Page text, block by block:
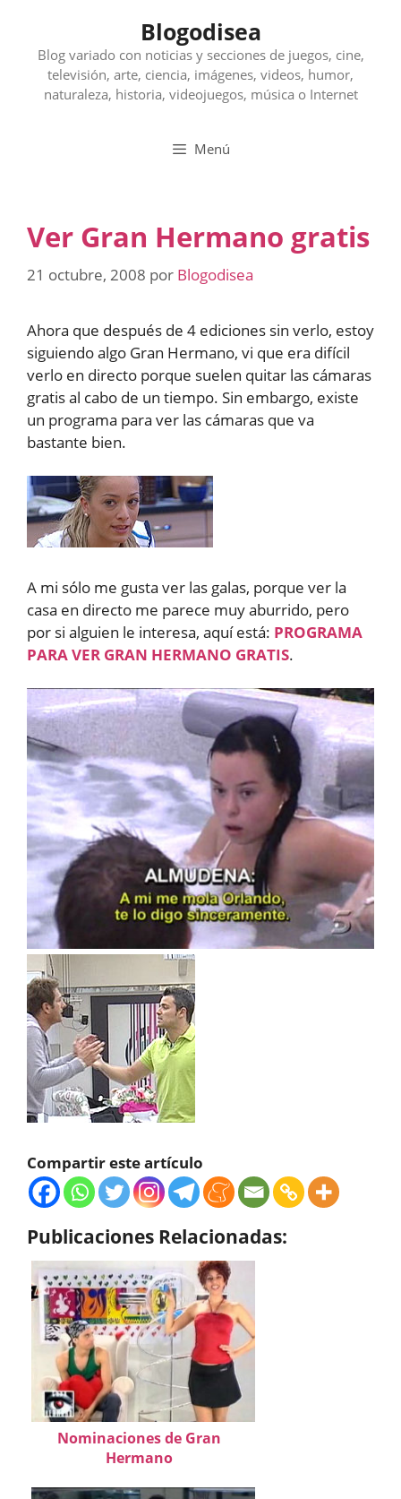
contenido
Blogodisea
Blog variado con noticias y secciones de juegos, cine,
televisión, arte, ciencia, imágenes, videos, humor,
naturaleza, historia, videojuegos, música o Internet
Menú
Ver Gran Hermano gratis
21 octubre, 2008 por Blogodisea
Ahora que después de 4 ediciones sin verlo, estoy
siguiendo algo Gran Hermano, vi que era difícil
verlo en directo porque suelen quitar las cámaras
gratis al cabo de un tiempo. Sin embargo, existe
un programa para ver las cámaras que va
bastante bien.
A mi sólo me gusta ver las galas, porque ver la
casa en directo me parece muy aburrido, pero
por si alguien le interesa, aquí está: PROGRAMA
PARA VER GRAN HERMANO GRATIS.
Compartir este artículo
Publicaciones Relacionadas:
Nominaciones de Gran
Hermano